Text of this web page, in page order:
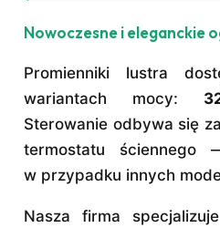
Nowoczesne i eleganckie
Promienniki lustra
wariantach mocy:
Sterowanie odbywa się
termostatu ściennego
w przypadku innych
Nasza firma